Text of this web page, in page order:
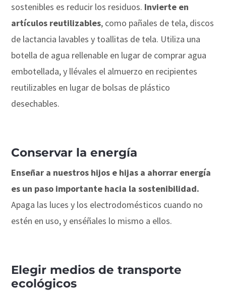
sostenibles es reducir los residuos. Invierte en
artículos reutilizables, como pañales de tela, discos
de lactancia lavables y toallitas de tela. Utiliza una
botella de agua rellenable en lugar de comprar agua
embotellada, y llévales el almuerzo en recipientes
reutilizables en lugar de bolsas de plástico
desechables.
Conservar la energía
Enseñar a nuestros hijos e hijas a ahorrar energía
es un paso importante hacia la sostenibilidad.
Apaga las luces y los electrodomésticos cuando no
estén en uso, y enséñales lo mismo a ellos.
Elegir medios de transporte
ecológicos